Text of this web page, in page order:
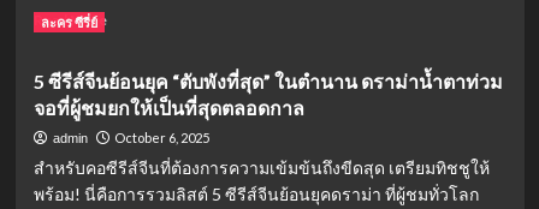
หลี่
ชิ่น
และ
เฉิน
เจ๋อ
หย่วน
Read MoreRead
จาก
บท
อื้อ
สู่
สัญลักษณ์
ละคร ซีรี่ย์
5 ซีรีส์จีนย้อนยุค “ตับพังที่สุด” ในตำนาน ดราม่าน้ำตาท่วม
จอที่ผู้ชมยกให้เป็นที่สุดตลอดกาล
admin October 6, 2025
สำหรับคอซีรีส์จีนที่ต้องการความเข้มข้นถึงขีดสุด เตรียมทิชชูให้
พร้อม! นี่คือการรวมลิสต์ 5 ซีรีส์จีนย้อนยุคดราม่า ที่ผู้ชมทั่วโลก